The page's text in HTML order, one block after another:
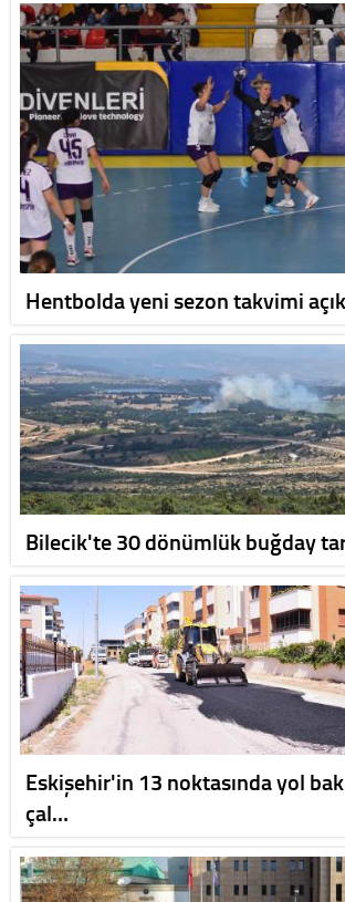
Hentbolda yeni sezon takvimi
Bilecik'te 30 dönümlük buğday
Eskişehir'in 13 noktasında yol
çal…